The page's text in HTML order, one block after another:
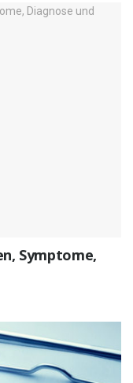
Symptome,